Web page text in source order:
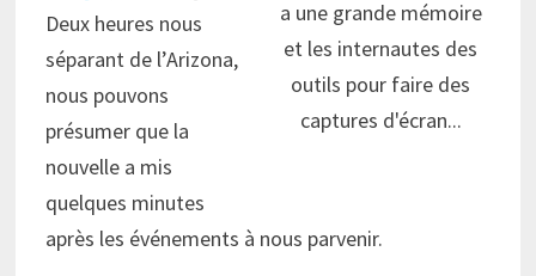
a une grande mémoire
et les internautes des
outils pour faire des
captures d'écran...
Deux heures nous
séparant de l’Arizona,
nous pouvons
présumer que la
nouvelle a mis
quelques minutes
après les événements à nous parvenir.